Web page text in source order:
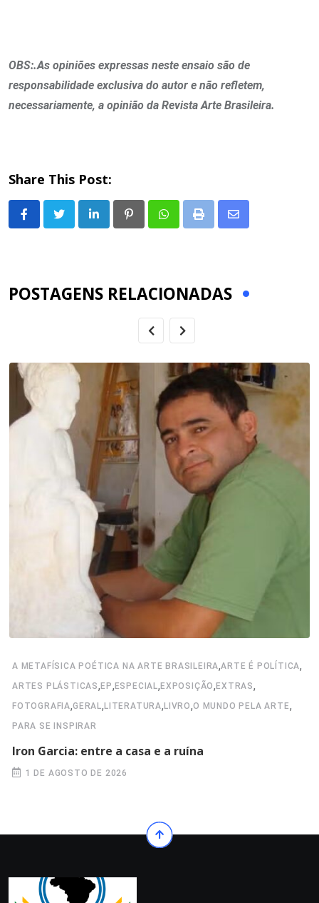
OBS:.As opiniões expressas neste ensaio são de
responsabilidade exclusiva do autor e não refletem,
necessariamente, a opinião da Revista Arte Brasileira.
Share This Post:
LinkedIn PinterestWhatsappPrint
Share
POSTAGENS RELACIONADAS
A METAFÍSICA POÉTICA NA ARTE BRASILEIRA,ARTE É POLÍTICA,
ARTES PLÁSTICAS,EP,ESPECIAL,EXPOSIÇÃO,EXTRAS,
FOTOGRAFIA,GERAL,LITERATURA,LIVRO,O MUNDO PELA ARTE,
PARA SE INSPIRAR
Iron Garcia: entre a casa e a ruína
1 DE AGOSTO DE 2026